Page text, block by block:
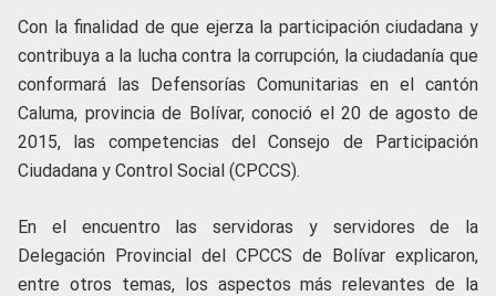
Con la finalidad de que ejerza la participación ciudadana y
contribuya a la lucha contra la corrupción, la ciudadanía que
conformará las Defensorías Comunitarias en el cantón
Caluma, provincia de Bolívar, conoció el 20 de agosto de
2015, las competencias del Consejo de Participación
Ciudadana y Control Social (CPCCS).
En el encuentro las servidoras y servidores de la
Delegación Provincial del CPCCS de Bolívar explicaron,
entre otros temas, los aspectos más relevantes de la